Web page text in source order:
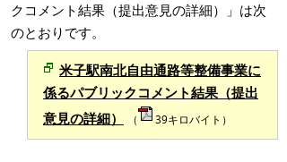
クコメント結果（提出意見の詳細）」は次
のとおりです。
米子駅南北自由通路等整備事業に
係るパブリックコメント結果（提出
意見の詳細）
（ 39キロバイト）